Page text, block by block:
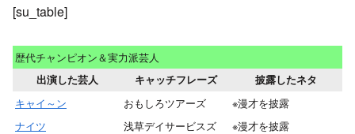
[su_table]
歴代チャンピオン＆実力派芸人
出演した芸人 キャッチフレーズ 披露したネタ
キャイ～ン おもしろツアーズ
※漫才を披露
ナイツ
浅草デイサービスズ
※漫才を披露